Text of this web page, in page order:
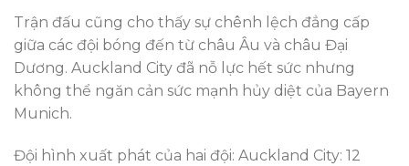
Trận đấu cũng cho thấy sự chênh lệch đẳng cấp
giữa các đội bóng đến từ châu Âu và châu Đại
Dương. Auckland City đã nỗ lực hết sức nhưng
không thể ngăn cản sức mạnh hủy diệt của Bayern
Munich.
Đội hình xuất phát của hai đội: Auckland City: 12